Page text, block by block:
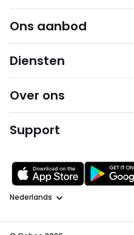
Ons aanbod
Diensten
Over ons
Support
Taal